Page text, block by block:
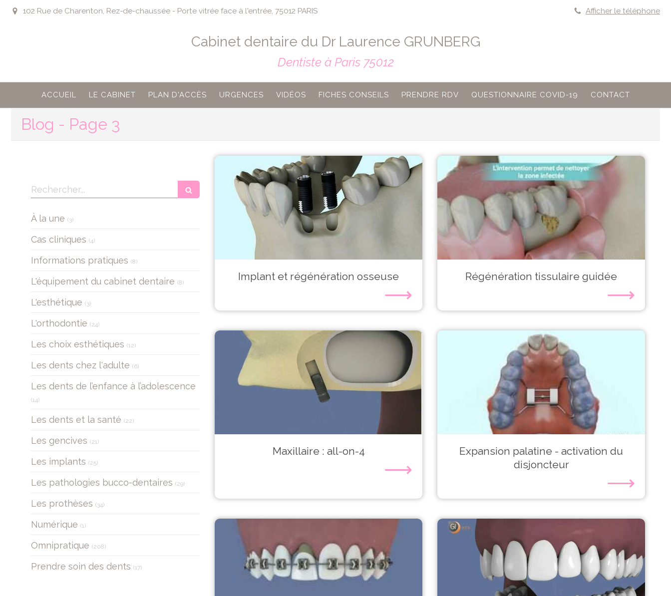
102 Rue de Charenton, Rez-de-chaussée - Porte vitrée face à l'entrée, 75012 PARIS Afficher le téléphone
Cabinet dentaire du Dr Laurence GRUNBERG
Dentiste à Paris 75012
ACCUEIL LE CABINET PLAN D'ACCÈS URGENCES VIDÉOS FICHES CONSEILS PRENDRE RDV QUESTIONNAIRE COVID-19 CONTACT
Blog - Page 3
Implant et régénération osseuse
⟶
Régénération tissulaire guidée
⟶
Maxillaire : all-on-4
⟶
Expansion palatine - activation du
disjoncteur
⟶
Rechercher
À la une (3)
Cas cliniques (4)
Informations pratiques (8)
L'équipement du cabinet dentaire (8)
L'esthétique (3)
L'orthodontie (24)
Les choix esthétiques (12)
Les dents chez l'adulte (6)
Les dents de l’enfance à l’adolescence
(14)
Les dents et la santé (22)
Les gencives (21)
Les implants (25)
Les pathologies bucco-dentaires (29)
Les prothèses (34)
Numérique (1)
Omnipratique (208)
Prendre soin des dents (17)